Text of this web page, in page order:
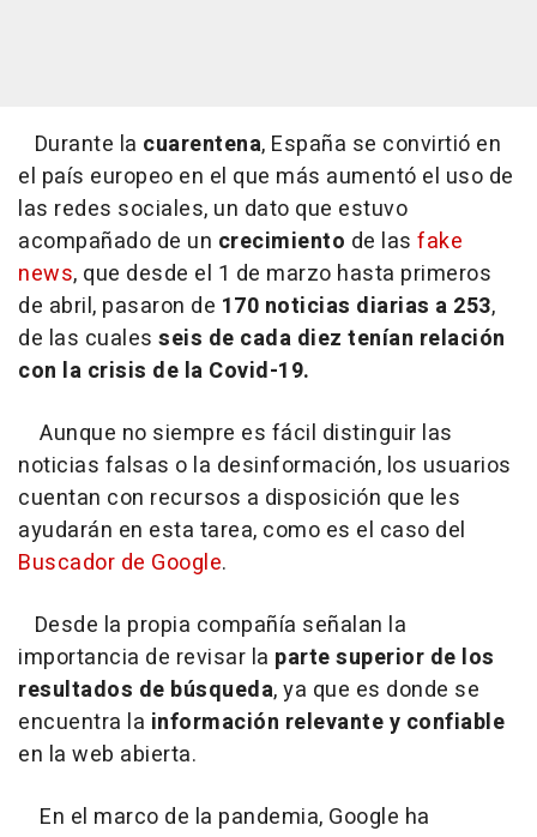
Durante la cuarentena, España se convirtió en
el país europeo en el que más aumentó el uso de
las redes sociales, un dato que estuvo
acompañado de un crecimiento de las fake
news, que desde el 1 de marzo hasta primeros
de abril, pasaron de 170 noticias diarias a 253,
de las cuales seis de cada diez tenían relación
con la crisis de la Covid-19.
Aunque no siempre es fácil distinguir las
noticias falsas o la desinformación, los usuarios
cuentan con recursos a disposición que les
ayudarán en esta tarea, como es el caso del
Buscador de Google.
Desde la propia compañía señalan la
importancia de revisar la parte superior de los
resultados de búsqueda, ya que es donde se
encuentra la información relevante y confiable
en la web abierta.
En el marco de la pandemia, Google ha